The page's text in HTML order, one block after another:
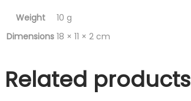
Weight
10 g
Dimensions 18 × 11 × 2 cm
Related products